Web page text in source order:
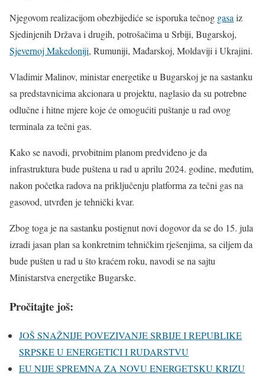
Njegovom realizacijom obezbijediće se isporuka tečnog gasaiz
Sjedinjenih Država i drugih, potrošačima u Srbiji, Bugarskoj,
Sjevernoj Makedoniji, Rumuniji, Mađarskoj, Moldaviji i Ukrajini.
Vladimir Malinov, ministar energetike u Bugarskoj je na sastanku
sa predstavnicima akcionara u projektu, naglasio da su potrebne
odlučne i hitne mjere koje će omogućiti puštanje u rad ovog
terminala za tečni gas.
Kako se navodi, prvobitnim planom predviđeno je da
infrastruktura bude puštena u rad u aprilu 2024. godine, međutim,
nakon početka radova na priključenju platforma za tečni gas na
gasovod, utvrđen je tehnički kvar.
Zbog toga je na sastanku postignut novi dogovor da se do 15. jula
izradi jasan plan sa konkretnim tehničkim rješenjima, sa ciljem da
bude pušten u rad u što kraćem roku, navodi se na sajtu
Ministarstva energetike Bugarske.
Pročitajte još:
JOŠ SNAŽNIJE POVEZIVANJE SRBIJE I REPUBLIKE
SRPSKE U ENERGETICI I RUDARSTVU
EU NIJE SPREMNA ZA NOVU ENERGETSKU KRIZU